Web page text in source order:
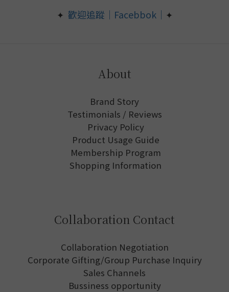
✦ 歡迎追蹤｜Facebbok｜ ✦
About
Brand Story
Testimonials / Reviews
Privacy Policy
Product Usage Guide
Membership Program
Shopping Information
Collaboration Contact
Collaboration Negotiation
Corporate Gifting/Group Purchase Inquiry
Sales Channels
Bussiness opportunity